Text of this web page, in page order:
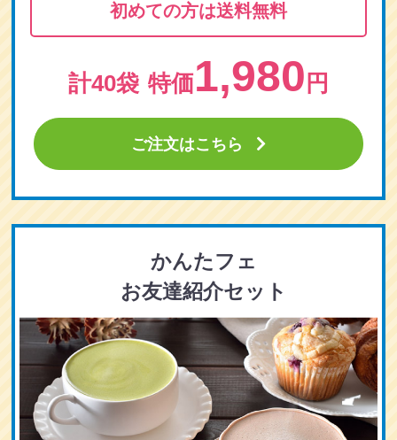
初めての方は送料無料
計40袋 特価1,980 円
ご注文はこちら
かんたフェ
お友達紹介セット